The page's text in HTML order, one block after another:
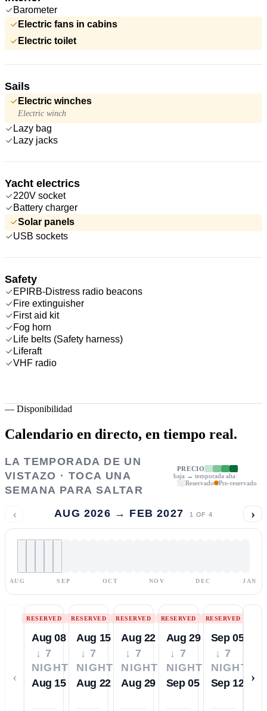
Barometer
Electric fans in cabins
Electric toilet
Sails
Electric winches
Electric winch
Lazy bag
Lazy jacks
Yacht electrics
220V socket
Battery charger
Solar panels
USB sockets
Safety
EPIRB-Distress radio beacons
Fire extinguisher
First aid kit
Fog horn
Life belts (Safety harness)
Liferaft
VHF radio
— Disponibilidad
Calendario en directo, en tiempo real.
LA TEMPORADA DE UN
VISTAZO · TOCA UNA
SEMANA PARA SALTAR
PRECIO
baja → temporada alta
Reservado
Pre-reservado
‹ AUG 2026 → FEB 2027 1 OF 4 ›
AUG SEP OCT NOV DEC JAN
‹
RESERVED
Aug 08
↓ 7
NIGHTS
Aug 15
RESERVED
Aug 15
↓ 7
NIGHTS
Aug 22
RESERVED
Aug 22
↓ 7
NIGHTS
Aug 29
RESERVED
Aug 29
↓ 7
NIGHTS
Sep 05
RESERVED
Sep 05
↓ 7
NIGHTS
Sep 12
›